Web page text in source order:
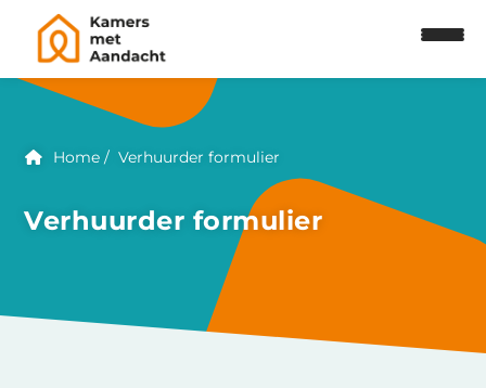
Home Verhuurder formulier
Verhuurder formulier